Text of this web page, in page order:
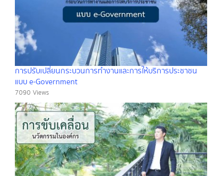
การปรับเปลี่ยนกระบวนการทำงานและการให้บริการประชาชน
แบบ e-Government
7090 Views